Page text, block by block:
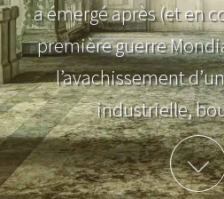
a émergé après (et en
première guerre
l’avachissement
industrielle,